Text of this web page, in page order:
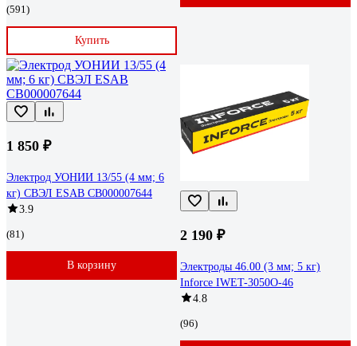
(591)
Купить
1 850 ₽
Электрод УОНИИ 13/55 (4 мм; 6
кг) СВЭЛ ESAB СВ000007644
3.9
(81)
В корзину
2 190 ₽
Электроды 46.00 (3 мм; 5 кг)
Inforce IWET-3050O-46
4.8
(96)